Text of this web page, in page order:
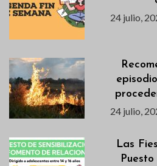
24 julio,
24 julio,
Las